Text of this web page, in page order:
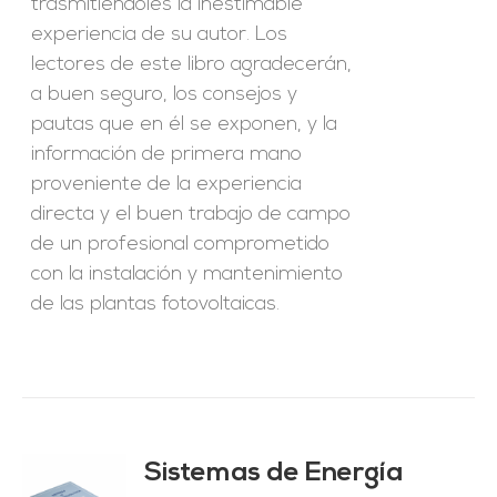
trasmitiéndoles la inestimable
experiencia de su autor. Los
lectores de este libro agradecerán,
a buen seguro, los consejos y
pautas que en él se exponen, y la
información de primera mano
proveniente de la experiencia
directa y el buen trabajo de campo
de un profesional comprometido
con la instalación y mantenimiento
de las plantas fotovoltaicas.
Sistemas de Energía